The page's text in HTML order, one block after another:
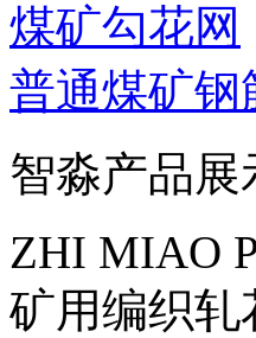
煤矿勾花网
普通煤矿钢
智淼产品展
ZHI MIAO
矿用编织轧